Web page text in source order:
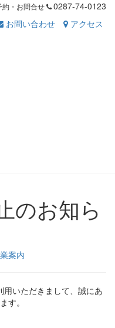
約・お問合せ
0287-74-0123
お問い合わせ アクセス
のお知ら
案内
用いただきまして、誠にあ
す。